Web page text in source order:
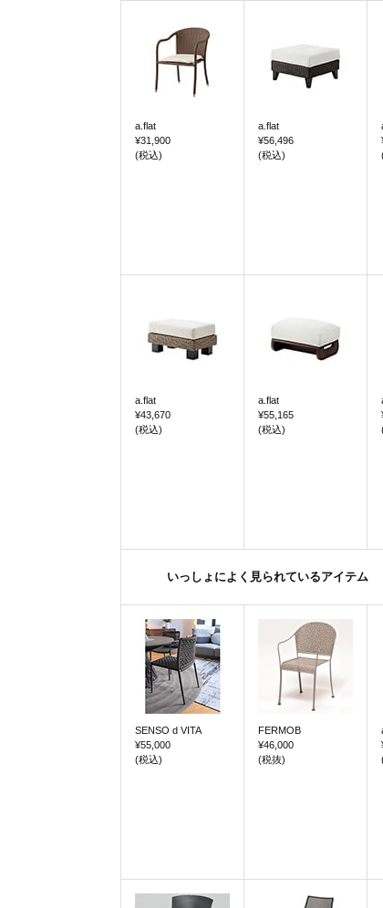
a.flat
¥31,900
(税込)
a.flat
¥56,496
(税込)
a.flat
¥43,670
(税込)
a.flat
¥55,165
(税込)
いっしょによく見られているアイテム
SENSO d VITA
¥55,000
(税込)
FERMOB
¥46,000
(税抜)